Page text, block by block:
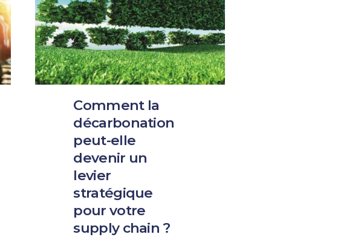
Comment la
décarbonation
peut-elle
devenir un
levier
stratégique
pour votre
supply chain ?